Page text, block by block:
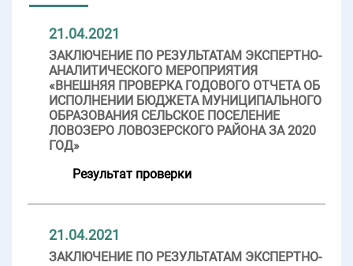
21.04.2021
ЗАКЛЮЧЕНИЕ ПО РЕЗУЛЬТАТАМ ЭКСПЕРТНО-
АНАЛИТИЧЕСКОГО МЕРОПРИЯТИЯ
«ВНЕШНЯЯ ПРОВЕРКА ГОДОВОГО ОТЧЕТА ОБ
ИСПОЛНЕНИИ БЮДЖЕТА МУНИЦИПАЛЬНОГО
ОБРАЗОВАНИЯ СЕЛЬСКОЕ ПОСЕЛЕНИЕ
ЛОВОЗЕРО ЛОВОЗЕРСКОГО РАЙОНА ЗА 2020
ГОД»
Результат проверки
21.04.2021
ЗАКЛЮЧЕНИЕ ПО РЕЗУЛЬТАТАМ ЭКСПЕРТНО-